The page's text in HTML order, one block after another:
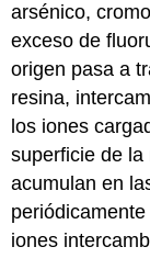
arsénico,
exceso de
origen pasa a
resina,
los iones
superficie de
acumulan en
iones